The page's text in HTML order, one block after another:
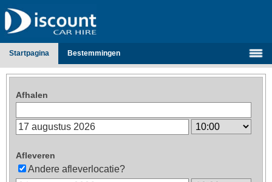
Startpagina Bestemmingen
Afhalen
Afleveren
Andere afleverlocatie?